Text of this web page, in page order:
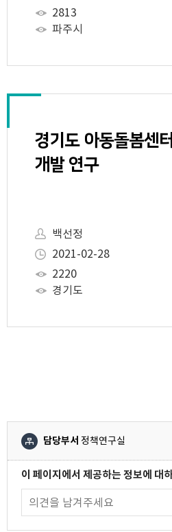
2813
파주시
경기도 아동돌봄센
개발 연구
백선정
2021-02-28
2220
경기도
담당부서 정책연구실
이 페이지에서 제공하는 정보에 대